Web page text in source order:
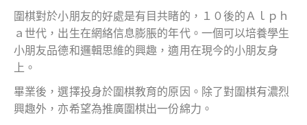
圍棋對於小朋友的好處是有目共睹的，１０後的Ａｌｐｈ
ａ世代，出生在網絡信息膨脹的年代。一個可以培養學生
小朋友品德和邏輯思維的興趣，適用在現今的小朋友身
上。
畢業後，選擇投身於圍棋教育的原因。除了對圍棋有濃烈
興趣外，亦希望為推廣圍棋出一份綿力。